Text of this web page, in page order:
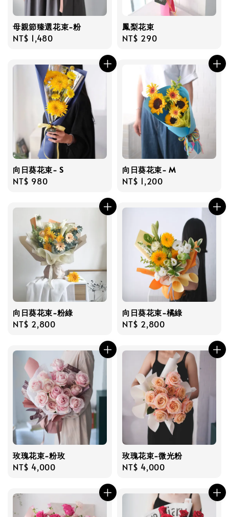
母親節臻選花束-粉
Regular
NT$ 1,480
鳳梨花束
Regular
NT$ 290
向日葵花束- S
Regular
NT$ 980
向日葵花束- M
Regular
NT$ 1,200
向日葵花束-粉綠
Regular
NT$ 2,800
向日葵花束-橘綠
Regular
NT$ 2,800
玫瑰花束-粉玫
Regular
NT$ 4,000
玫瑰花束-微光粉
Regular
NT$ 4,000